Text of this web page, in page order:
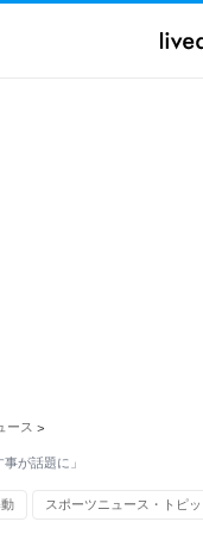
ース >
が話題に」
スポーツニュース・トピッ